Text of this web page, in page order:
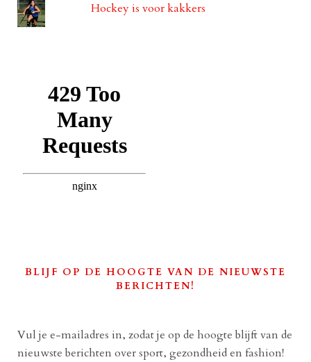
Hockey is voor kakkers
BLIJF OP DE HOOGTE VAN DE NIEUWSTE
BERICHTEN!
Vul je e-mailadres in, zodat je op de hoogte blijft van de
nieuwste berichten over sport, gezondheid en fashion!